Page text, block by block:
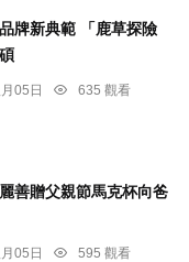
牌新典範 「鹿草探險
05日
635 觀看
善贈父親節馬克杯向爸
05日
595 觀看